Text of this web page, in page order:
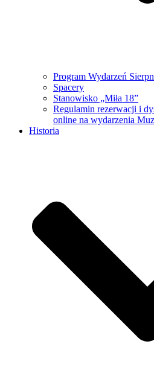
Program Wydarzeń
Spacery
Stanowisko „Miła 18”
Regulamin rezerwacji i
online na wydarzenia
Historia